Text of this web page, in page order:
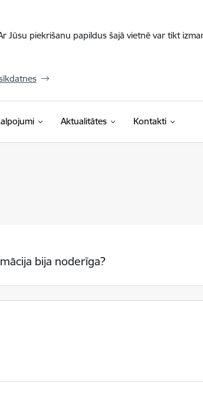
piekrišanu papildus šajā vietnē var tikt
Aktualitātes Kontakti
bija noderīga?